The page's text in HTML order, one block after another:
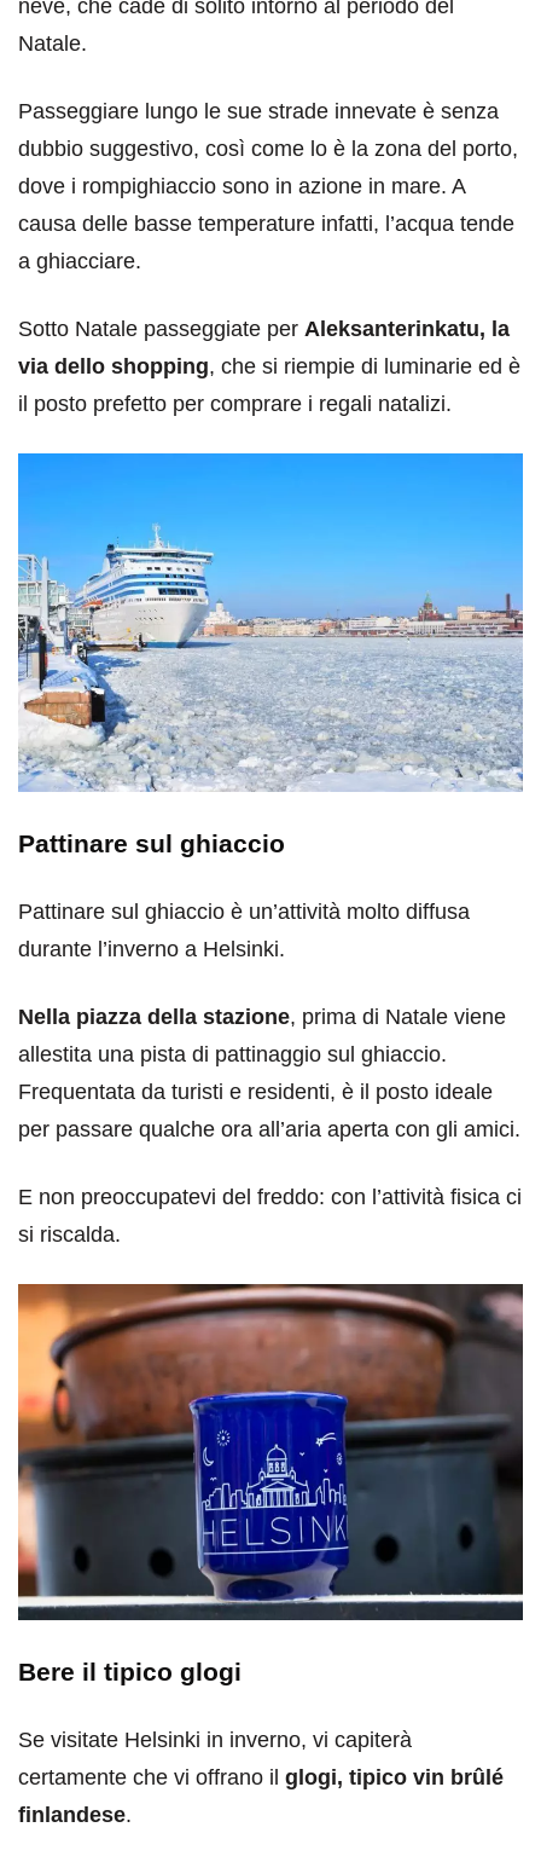
neve, che cade di solito intorno al periodo del
Natale.
Passeggiare lungo le sue strade innevate è senza
dubbio suggestivo, così come lo è la zona del porto,
dove i rompighiaccio sono in azione in mare. A
causa delle basse temperature infatti, l’acqua tende
a ghiacciare.
Sotto Natale passeggiate per Aleksanterinkatu, la
via dello shopping, che si riempie di luminarie ed è
il posto prefetto per comprare i regali natalizi.
Pattinare sul ghiaccio
Pattinare sul ghiaccio è un’attività molto diffusa
durante l’inverno a Helsinki.
Nella piazza della stazione, prima di Natale viene
allestita una pista di pattinaggio sul ghiaccio.
Frequentata da turisti e residenti, è il posto ideale
per passare qualche ora all’aria aperta con gli amici.
E non preoccupatevi del freddo: con l’attività fisica ci
si riscalda.
Bere il tipico glogi
Se visitate Helsinki in inverno, vi capiterà
certamente che vi offrano il glogi, tipico vin brûlé
finlandese.